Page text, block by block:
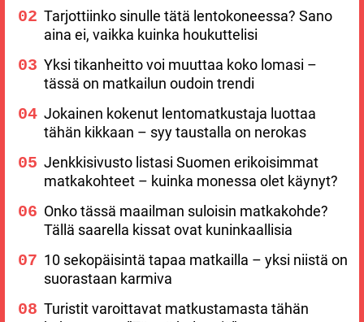
Tarjottiinko sinulle tätä lentokoneessa? Sano
aina ei, vaikka kuinka houkuttelisi
Yksi tikanheitto voi muuttaa koko lomasi –
tässä on matkailun oudoin trendi
Jokainen kokenut lentomatkustaja luottaa
tähän kikkaan – syy taustalla on nerokas
Jenkkisivusto listasi Suomen erikoisimmat
matkakohteet – kuinka monessa olet käynyt?
Onko tässä maailman suloisin matkakohde?
Tällä saarella kissat ovat kuninkaallisia
10 sekopäisintä tapaa matkailla – yksi niistä on
suorastaan karmiva
Turistit varoittavat matkustamasta tähän